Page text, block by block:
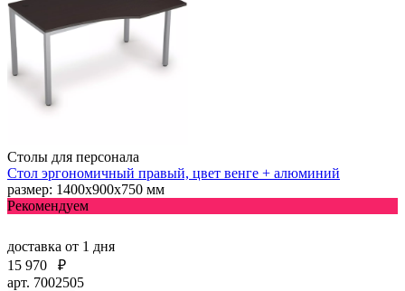
Столы для персонала
Стол эргономичный правый, цвет венге + алюминий
размер: 1400х900х750 мм
Рекомендуем
доставка от 1 дня
15 970
₽
арт. 7002505